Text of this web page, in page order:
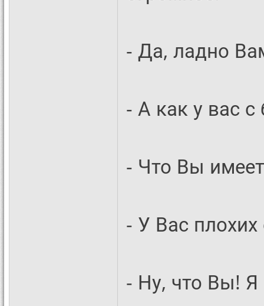
- Да, ладно
- А как у вас
- Что Вы
- У Вас плохих
- Ну, что Вы! Я